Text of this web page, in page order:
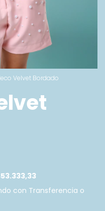
Velvet Bordado
con Transferencia o